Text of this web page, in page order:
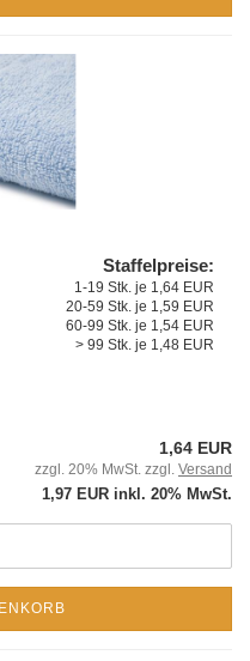
Staffelpreise:
1-19 Stk. je 1,64 EUR
20-59 Stk. je 1,59 EUR
60-99 Stk. je 1,54 EUR
> 99 Stk. je 1,48 EUR
1,64 EUR
zzgl. 20% MwSt. zzgl. Versand
1,97 EUR inkl. 20% MwSt.